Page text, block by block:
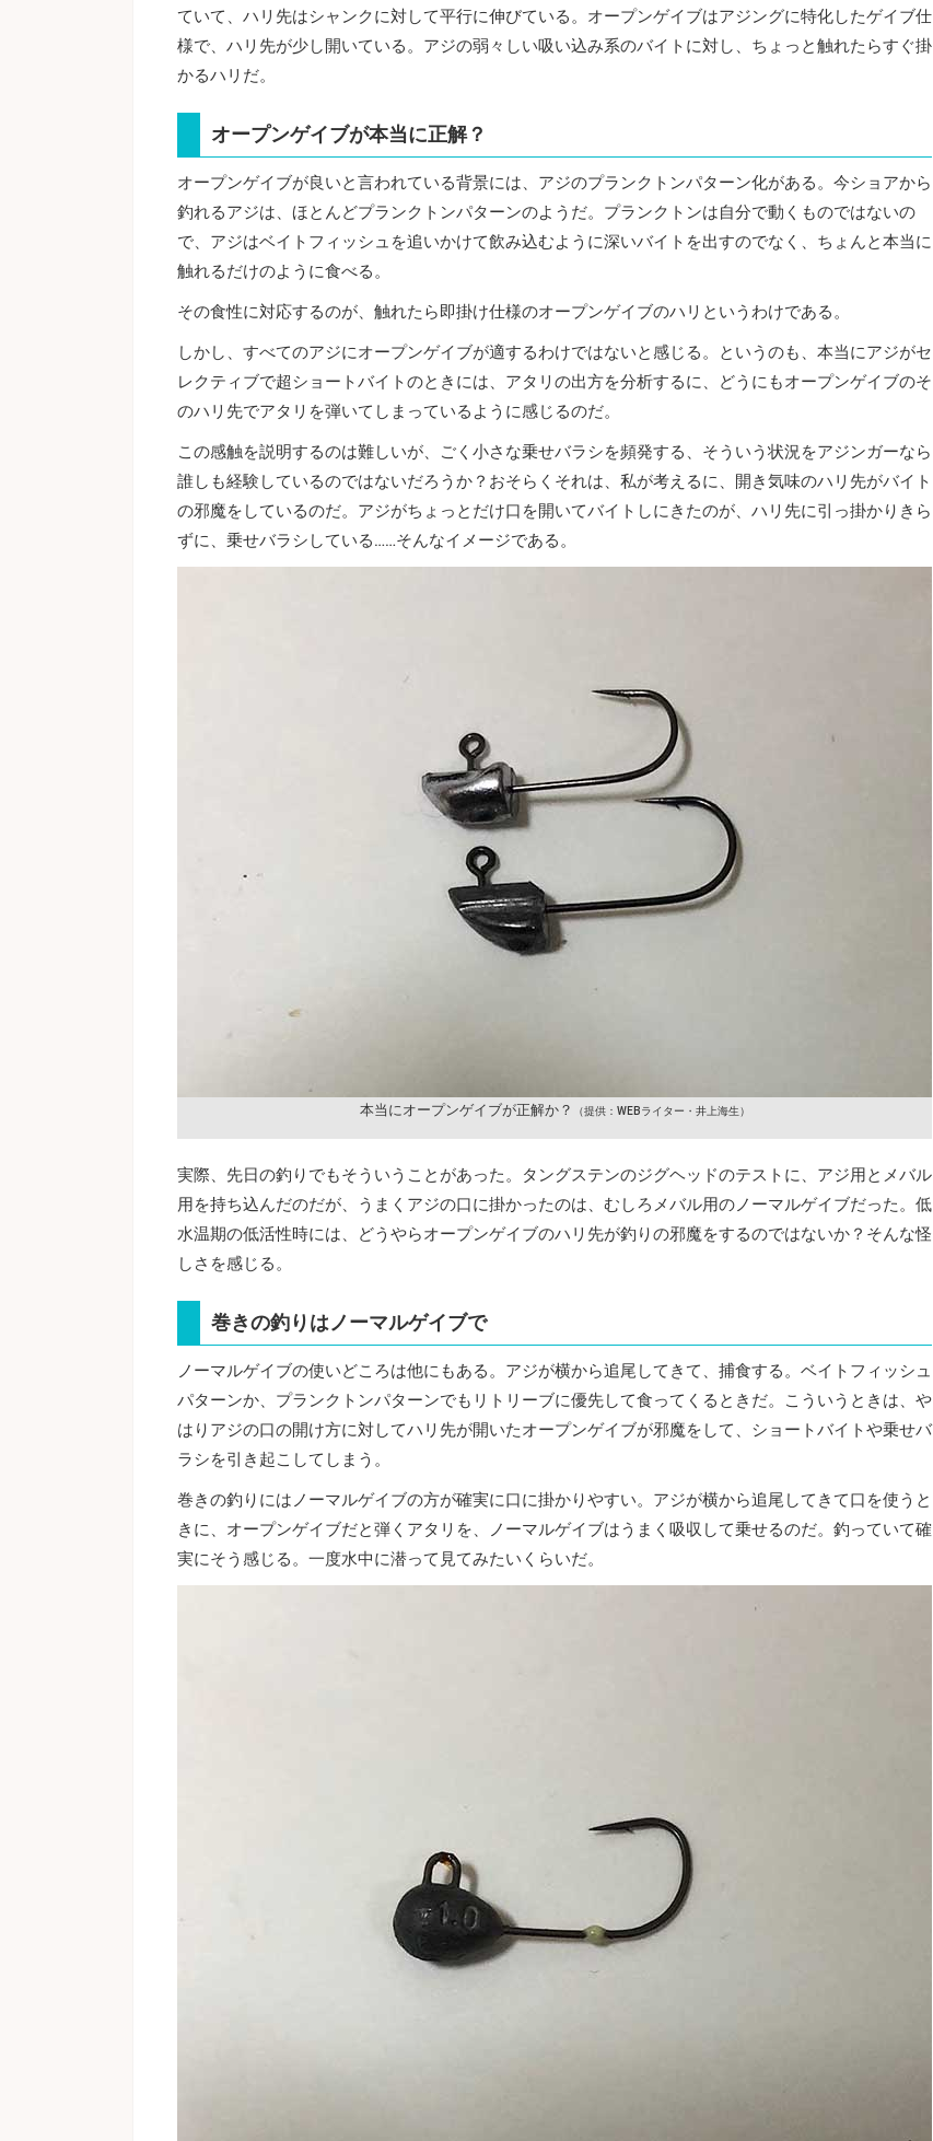
ていて、ハリ先はシャンクに対して平行に伸びている。オープンゲイブはアジングに特化したゲイブ仕
様で、ハリ先が少し開いている。アジの弱々しい吸い込み系のバイトに対し、ちょっと触れたらすぐ掛
かるハリだ。
オープンゲイブが本当に正解？
オープンゲイブが良いと言われている背景には、アジのプランクトンパターン化がある。今ショアから
釣れるアジは、ほとんどプランクトンパターンのようだ。プランクトンは自分で動くものではないの
で、アジはベイトフィッシュを追いかけて飲み込むように深いバイトを出すのでなく、ちょんと本当に
触れるだけのように食べる。
その食性に対応するのが、触れたら即掛け仕様のオープンゲイブのハリというわけである。
しかし、すべてのアジにオープンゲイブが適するわけではないと感じる。というのも、本当にアジがセ
レクティブで超ショートバイトのときには、アタリの出方を分析するに、どうにもオープンゲイブのそ
のハリ先でアタリを弾いてしまっているように感じるのだ。
この感触を説明するのは難しいが、ごく小さな乗せバラシを頻発する、そういう状況をアジンガーなら
誰しも経験しているのではないだろうか？おそらくそれは、私が考えるに、開き気味のハリ先がバイト
の邪魔をしているのだ。アジがちょっとだけ口を開いてバイトしにきたのが、ハリ先に引っ掛かりきら
ずに、乗せバラシしている……そんなイメージである。
本当にオープンゲイブが正解か？ （提供：WEBライター・井上海生）
実際、先日の釣りでもそういうことがあった。タングステンのジグヘッドのテストに、アジ用とメバル
用を持ち込んだのだが、うまくアジの口に掛かったのは、むしろメバル用のノーマルゲイブだった。低
水温期の低活性時には、どうやらオープンゲイブのハリ先が釣りの邪魔をするのではないか？そんな怪
しさを感じる。
巻きの釣りはノーマルゲイブで
ノーマルゲイブの使いどころは他にもある。アジが横から追尾してきて、捕食する。ベイトフィッシュ
パターンか、プランクトンパターンでもリトリーブに優先して食ってくるときだ。こういうときは、や
はりアジの口の開け方に対してハリ先が開いたオープンゲイブが邪魔をして、ショートバイトや乗せバ
ラシを引き起こしてしまう。
巻きの釣りにはノーマルゲイブの方が確実に口に掛かりやすい。アジが横から追尾してきて口を使うと
きに、オープンゲイブだと弾くアタリを、ノーマルゲイブはうまく吸収して乗せるのだ。釣っていて確
実にそう感じる。一度水中に潜って見てみたいくらいだ。